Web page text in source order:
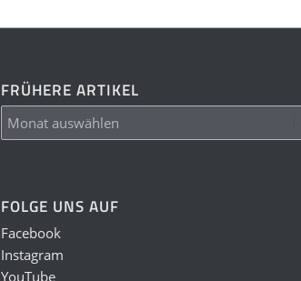
FRÜHERE ARTIKEL
FOLGE UNS AUF
Facebook
Instagram
YouTube